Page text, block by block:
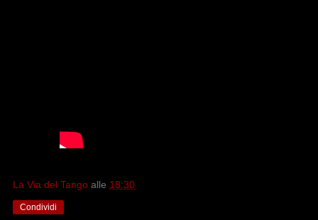
La Via del Tango alle 18:30
Condividi